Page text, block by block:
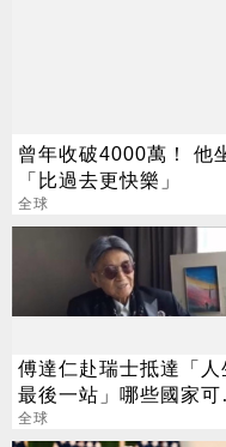
曾年收破4000萬！ 他
「比過去更快樂」
全球
傅達仁赴瑞士抵達「人
最後一站」哪些國家可
法安樂死？
全球